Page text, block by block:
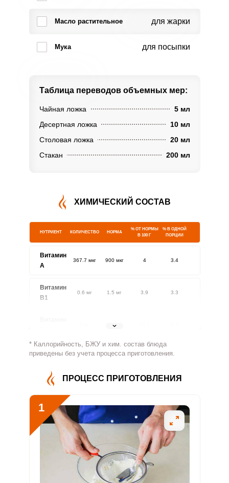
Масло растительное для жарки
Мука для посыпки
Таблица переводов объемных мер:
Чайная ложка
5 мл
Десертная ложка
10 мл
Столовая ложка
20 мл
Стакан
200 мл
ХИМИЧЕСКИЙ СОСТАВ
НУТРИЕНТ КОЛИЧЕСТВО НОРМА
% ОТ НОРМЫ
В 100 Г
% В ОДНОЙ
ПОРЦИИ
Витамин
A
367.7 мкг 900 мкг 4 3.4
Витамин
В1
0.6 мг 1.5 мг 3.9 3.3
1.8 мг
Витамин
370.2 мг 500 мг 7.3 6.2
Витамин
В5
Витамин
В6
2.1 мг 2 мг 10.3 8.8
228.8 мкг 400 мкг 5.6
* Каллорийность, БЖУ и хим. состав блюда
приведены без учета процесса приготовления.
ПРОЦЕСС ПРИГОТОВЛЕНИЯ
1